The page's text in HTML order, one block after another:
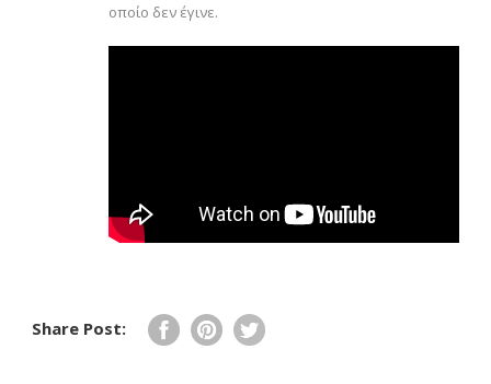
οποίο δεν έγινε.
Share Post: